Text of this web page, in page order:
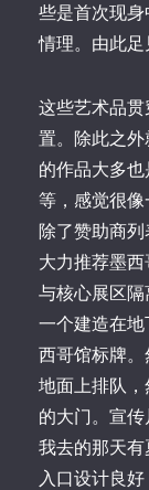
些是首次现
情理。由此足
这些艺术品
置。除此之
的作品大多
等，感觉很像
除了赞助商列
大力推荐墨
与核心展区
一个建造在
西哥馆标牌
地面上排队
的大门。宣传
我去的那天
入口设计良